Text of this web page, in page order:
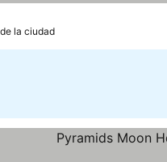
la ciudad